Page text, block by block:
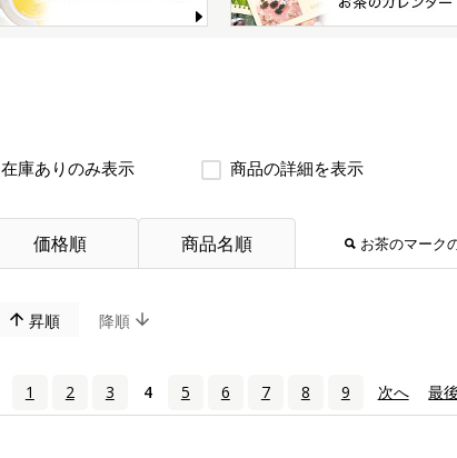
在庫ありのみ表示 商品の詳細を表示
価格順 商品名順 お茶のマーク
昇順 降順
1 2 3 4 5 6 7 8 9 次へ 最